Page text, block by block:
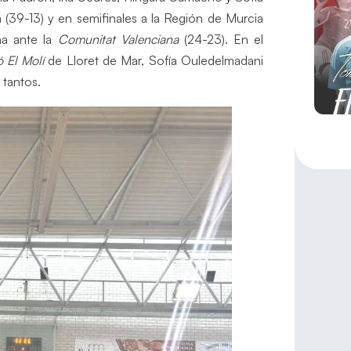
13) y en semifinales a la Región de Murcia
ante la Comunitat Valenciana(24-23). En el
El Molíde Lloret de Mar, Sofía Ouledelmadani